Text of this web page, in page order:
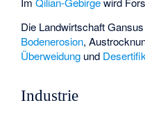
Die Landwirtschaft
Bodenerosion,
Überweidung und
Industrie